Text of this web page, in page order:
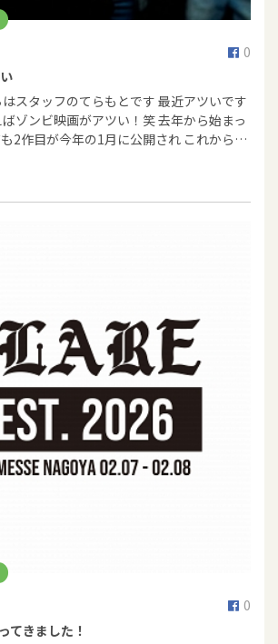
0
スタッフのてらもとです 最近アツいです
ゾンビ映画がアツい！笑 去年から始まっ
2作目が今年の1月に公開され これから…
0
てきました！